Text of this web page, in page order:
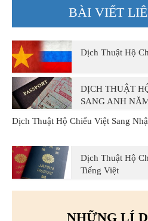
BÀI VIẾT
Dịch Thuật Hộ
DỊCH THUẬT
SANG ANH
Dịch Thuật Hộ Chiếu Việt Sang
Dịch Thuật Hộ
Tiếng Việt
NHỮNG LÍ